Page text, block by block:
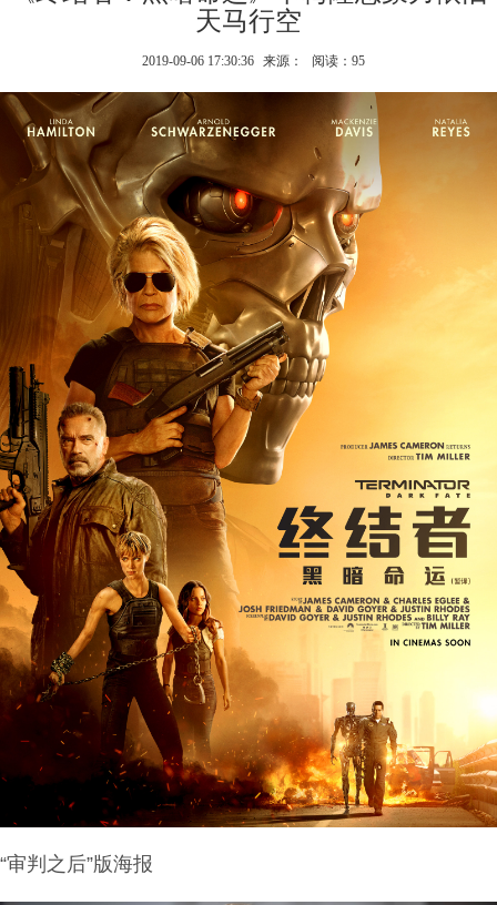
天马行空
2019-09-06 17:30:36 来源： 阅读：95
“审判之后”版海报